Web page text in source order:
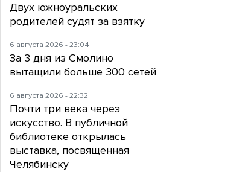
Двух южноуральских
родителей судят за взятку
6 августа 2026 - 23:04
За 3 дня из Смолино
вытащили больше 300 сетей
6 августа 2026 - 22:32
Почти три века через
искусство. В публичной
библиотеке открылась
выставка, посвященная
Челябинску